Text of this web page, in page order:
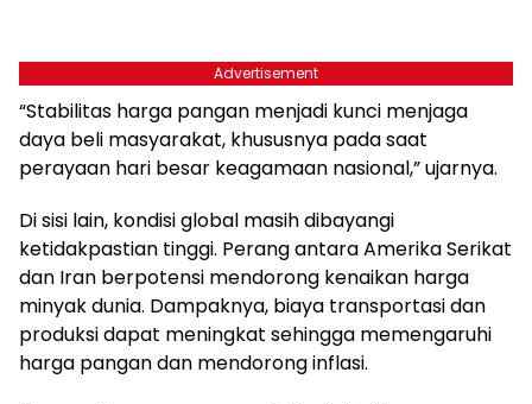
Advertisement
“Stabilitas harga pangan menjadi kunci menjaga
daya beli masyarakat, khususnya pada saat
perayaan hari besar keagamaan nasional,” ujarnya.
Di sisi lain, kondisi global masih dibayangi
ketidakpastian tinggi. Perang antara Amerika Serikat
dan Iran berpotensi mendorong kenaikan harga
minyak dunia. Dampaknya, biaya transportasi dan
produksi dapat meningkat sehingga memengaruhi
harga pangan dan mendorong inflasi.